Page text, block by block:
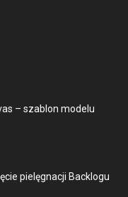
– szablon modelu
pielęgnacji Backlogu